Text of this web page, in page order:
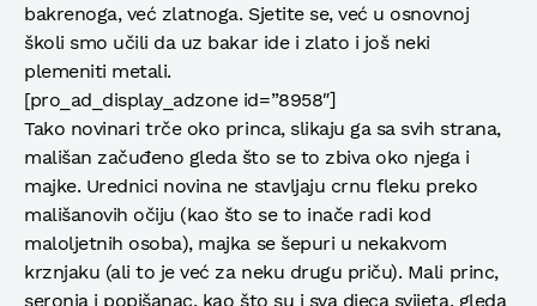
bakrenoga, već zlatnoga. Sjetite se, već u osnovnoj
školi smo učili da uz bakar ide i zlato i još neki
plemeniti metali.
[pro_ad_display_adzone id=”8958″]
Tako novinari trče oko princa, slikaju ga sa svih strana,
mališan začuđeno gleda što se to zbiva oko njega i
majke. Urednici novina ne stavljaju crnu fleku preko
mališanovih očiju (kao što se to inače radi kod
maloljetnih osoba), majka se šepuri u nekakvom
krznjaku (ali to je već za neku drugu priču). Mali princ,
seronja i popišanac, kao što su i sva djeca svijeta, gleda